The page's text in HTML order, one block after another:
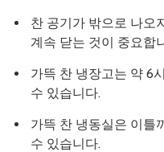
찬 공기가 밖으로 나오
계속 닫는 것이 중요합
가뜩 찬 냉장고는 약 6
수 있습니다.
가뜩 찬 냉동실은 이틀
수 있습니다.